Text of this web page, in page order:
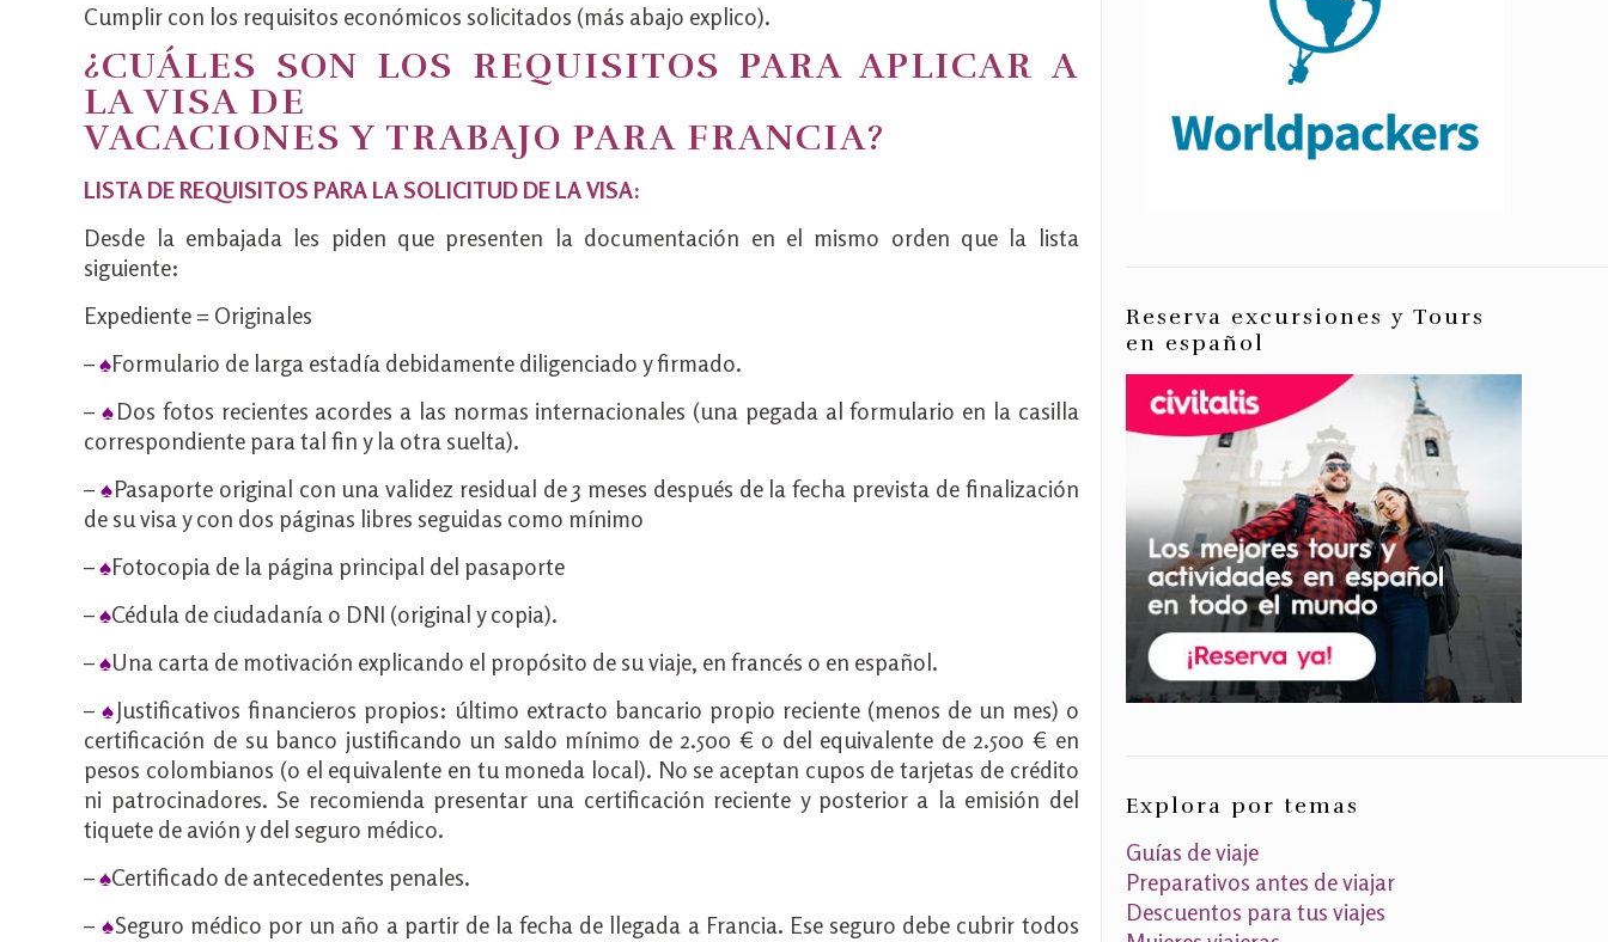
Cumplir con los requisitos económicos solicitados (más abajo explico).
¿CUÁLES SON LOS REQUISITOS PARA APLICAR A
LAVISA DE
VACACIONES Y TRABAJO PARA FRANCIA?
LISTA DE REQUISITOS PARA LA SOLICITUD DE LA VISA:
Desde la embajada les piden que presenten la documentación en el mismo orden que la lista
siguiente:
Expediente = Originales
–♠Formulario de larga estadía debidamente diligenciado y firmado.
–♠Dos fotos recientes acordes a las normas internacionales (una pegada al formulario en la casilla
correspondiente para tal fin y la otra suelta).
–♠Pasaporte original con una validez residual de 3 meses después de la fecha prevista de finalización
de su visa y con dos páginas libres seguidas como mínimo
–♠Fotocopia de la página principal del pasaporte
–♠Cédula de ciudadanía o DNI (original y copia).
–♠Una carta de motivación explicando el propósito de su viaje, en francés o en español.
–♠Justificativos financieros propios: último extracto bancario propio reciente (menos de un mes) o
certificación de su banco justificando un saldo mínimo de 2.500 € o del equivalente de 2.500 € en
pesos colombianos (o el equivalente en tu moneda local). No se aceptan cupos de tarjetas de crédito
ni patrocinadores. Se recomienda presentar una certificación reciente y posterior a la emisión del
tiquete de avión y del seguro médico.
–♠Certificado de antecedentes penales.
– ♠Seguro médico por un año a partir de la fecha de llegada a Francia. Ese seguro debe cubrir todos
Reserva excursiones y Tours
en español
Explora por temas
Guías de viaje
Preparativos antes de viajar
Descuentos para tus viajes